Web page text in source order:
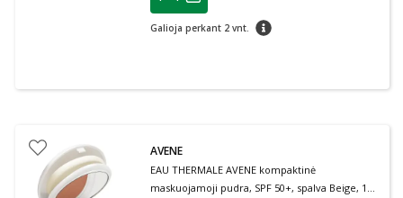
Lojalumo klubo narių nuolaida
Galioja perkant 2 vnt. patarimas
AVENE
EAU THERMALE AVENE kompaktinė
maskuojamoji pudra, SPF 50+, spalva Beige, 10